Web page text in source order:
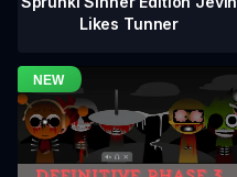
Likes Tunner